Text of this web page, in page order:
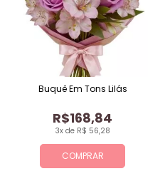
COMPRAR
3x de R$ 56,28
R$168,84
Buquê Em Tons Lilás